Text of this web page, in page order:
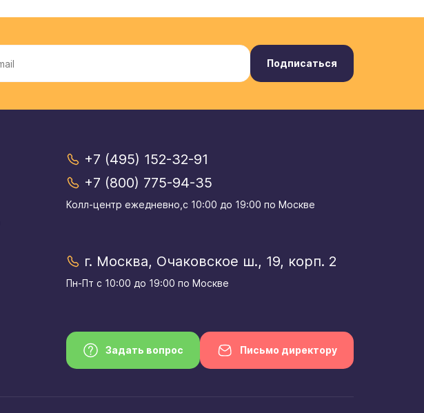
Подписаться
+7 (495) 152-32-91
+7 (800) 775-94-35
Колл-центр eжедневно,с 10:00 до 19:00 по Москве
г. Москва, Очаковское ш., 19, корп. 2
Пн-Пт с 10:00 до 19:00 по Москве
Задать вопрос Письмо директору